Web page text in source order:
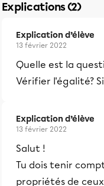
Explications (2)
Explication d’élève
13 février 2022
Quelle est la
Vérifier l'égalité?
Explication d’élève
13 février 2022
Salut !
Tu dois tenir
propriétés de